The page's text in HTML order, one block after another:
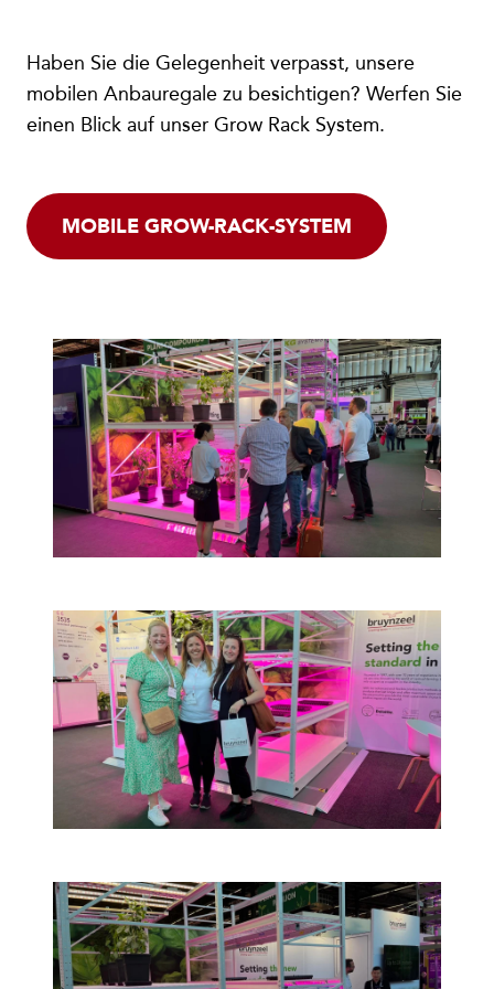
Haben Sie die Gelegenheit verpasst, unsere
mobilen Anbauregale zu besichtigen? Werfen Sie
einen Blick auf unser Grow Rack System.
MOBILE GROW-RACK-SYSTEM